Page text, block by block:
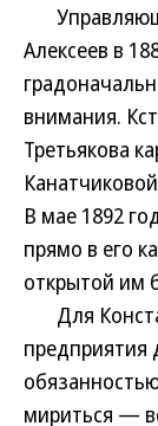
Алексеев в
внимания.
Третьякова
В мае 1892
прямо в его
открытой им
Для
предприятия
мириться —